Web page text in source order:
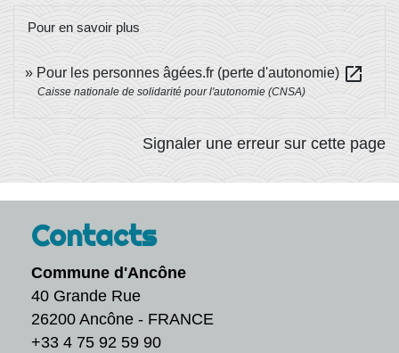
Pour en savoir plus
Pour les personnes âgées.fr (perte d'autonomie) open_in_new
Caisse nationale de solidarité pour l'autonomie (CNSA)
Signaler une erreur sur cette page
Contacts
Commune d'Ancône
40 Grande Rue
26200 Ancône - FRANCE
+33 4 75 92 59 90